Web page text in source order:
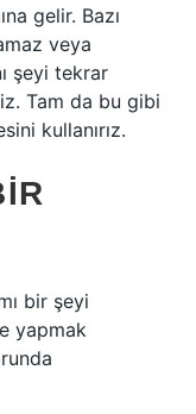
gelir. Bazı
veya
şeyi tekrar
Tam da bu gibi
kullanırız.
bir şeyi
yapmak